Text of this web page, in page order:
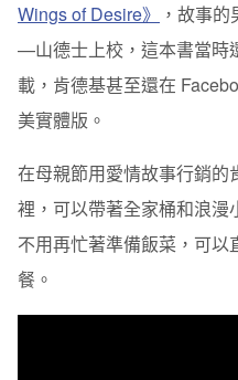
Wings of Desire》
，故事
—山德士上校，這本書當時
載，肯德基甚至還在
美實體版。
在母親節用愛情故事行銷的
裡，可以帶著全家桶和浪漫
不用再忙著準備飯菜，可
餐。